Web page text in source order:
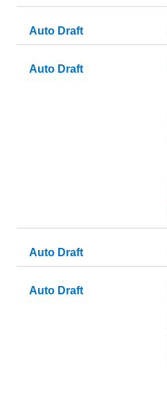
Auto Draft
Auto Draft
Auto Draft
Auto Draft